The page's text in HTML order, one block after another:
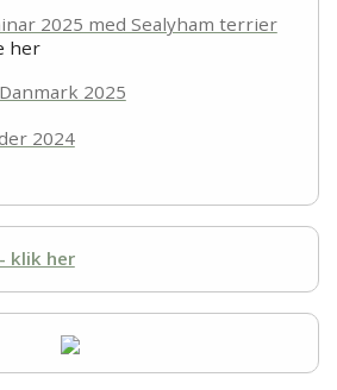
2025 med Sealyham terrier
her
2025
2024
klik her